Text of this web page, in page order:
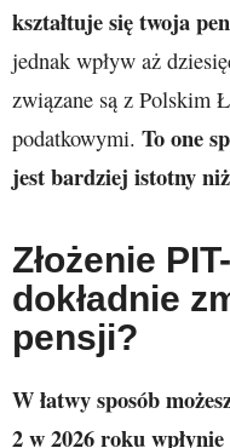
kształtuje się twoja
jednak wpływ aż
związane są z Polskim
podatkowymi. To one
jest bardziej istotny
Złożenie
dokładnie
pensji?
W łatwy sposób
2 w 2026roku